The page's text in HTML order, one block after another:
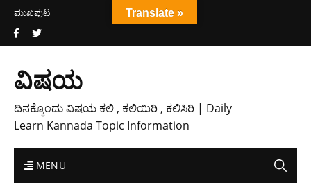
ಮುಖಪುಟ
ವಿಷಯ
ದಿನಕ್ಕೊಂದು ವಿಷಯ ಕಲಿ , ಕಲಿಯಿರಿ , ಕಲಿಸಿರಿ | Daily
Learn Kannada Topic Information
MENU
Translate »